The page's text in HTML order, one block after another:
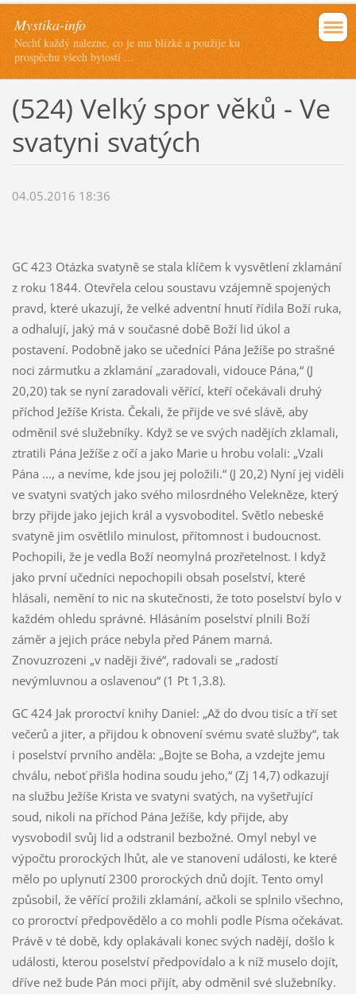
Mystika-info
Nechť každý nalezne, co je mu blízké a použije ku
prospěchu všech bytostí ...
(524) Velký spor věků - Ve
svatyni svatých
04.05.2016 18:36
GC 423 Otázka svatyně se stala klíčem k vysvětlení zklamání
z roku 1844. Otevřela celou soustavu vzájemně spojených
pravd, které ukazují, že velké adventní hnutí řídila Boží ruka,
a odhalují, jaký má v současné době Boží lid úkol a
postavení. Podobně jako se učedníci Pána Ježíše po strašné
noci zármutku a zklamání „zaradovali, vidouce Pána,“ (J
20,20) tak se nyní zaradovali věřící, kteří očekávali druhý
příchod Ježíše Krista. Čekali, že přijde ve své slávě, aby
odměnil své služebníky. Když se ve svých nadějích zklamali,
ztratili Pána Ježíše z očí a jako Marie u hrobu volali: „Vzali
Pána ..., a nevíme, kde jsou jej položili.“ (J 20,2) Nyní jej viděli
ve svatyni svatých jako svého milosrdného Velekněze, který
brzy přijde jako jejich král a vysvoboditel. Světlo nebeské
svatyně jim osvětlilo minulost, přítomnost i budoucnost.
Pochopili, že je vedla Boží neomylná prozřetelnost. I když
jako první učedníci nepochopili obsah poselství, které
hlásali, nemění to nic na skutečnosti, že toto poselství bylo v
každém ohledu správné. Hlásáním poselství plnili Boží
záměr a jejich práce nebyla před Pánem marná.
Znovuzrozeni „v naději živé“, radovali se „radostí
nevýmluvnou a oslavenou“ (1 Pt 1,3.8).
GC 424 Jak proroctví knihy Daniel: „Až do dvou tisíc a tří set
večerů a jiter, a přijdou k obnovení svému svaté služby“, tak
i poselství prvního anděla: „Bojte se Boha, a vzdejte jemu
chválu, neboť přišla hodina soudu jeho,“ (Zj 14,7) odkazují
na službu Ježíše Krista ve svatyni svatých, na vyšetřující
soud, nikoli na příchod Pána Ježíše, kdy přijde, aby
vysvobodil svůj lid a odstranil bezbožné. Omyl nebyl ve
výpočtu prorockých lhůt, ale ve stanovení události, ke které
mělo po uplynutí 2300 prorockých dnů dojít. Tento omyl
způsobil, že věřící prožili zklamání, ačkoli se splnilo všechno,
co proroctví předpovědělo a co mohli podle Písma očekávat.
Právě v té době, kdy oplakávali konec svých nadějí, došlo k
události, kterou poselství předpovídalo a k níž muselo dojít,
dříve než bude Pán moci přijít, aby odměnil své služebníky.